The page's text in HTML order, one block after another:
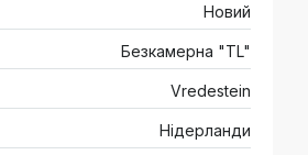
Новий
Безкамерна "TL"
Vredestein
Нідерланди